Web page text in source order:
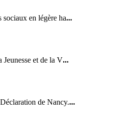
en légère ha...
Jeunesse et de la V...
de Nancy....